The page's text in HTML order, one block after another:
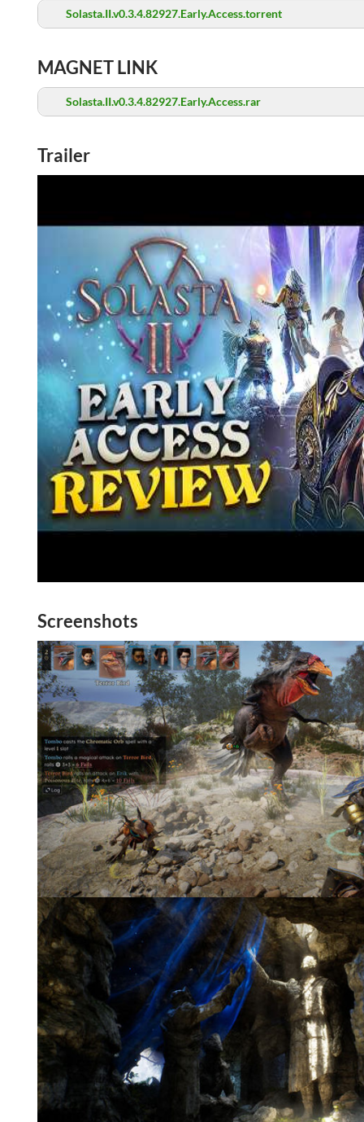
Solasta.II.v0.3.4.82927.Early.Access.torrent
MAGNET LINK
Solasta.II.v0.3.4.82927.Early.Access.rar
Trailer
Screenshots